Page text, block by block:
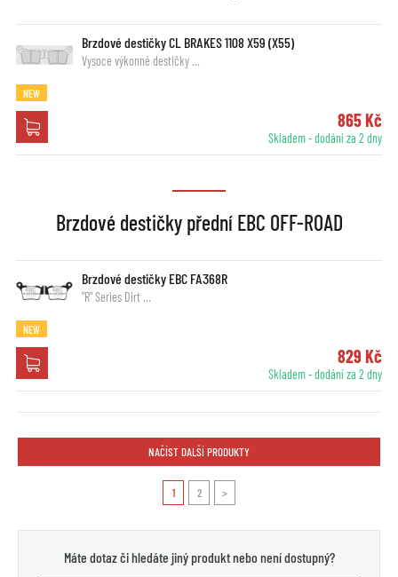
Brzdové destičky CL BRAKES 1108 X59 (X55)
Vysoce výkonné destičky …
NEW
865 Kč
Skladem - dodání za 2 dny
Brzdové destičky přední EBC OFF-ROAD
Brzdové destičky EBC FA368R
"R" Series Dirt …
NEW
829 Kč
Skladem - dodání za 2 dny
NAČÍST DALŠÍ PRODUKTY
1 2 >
Máte dotaz či hledáte jiný produkt nebo není dostupný?